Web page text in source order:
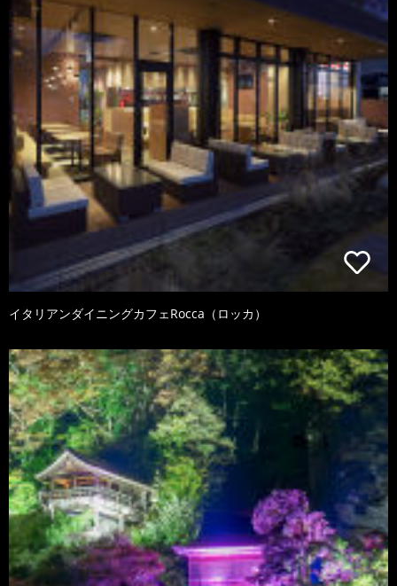
イタリアンダイニングカフェRocca（ロッカ）